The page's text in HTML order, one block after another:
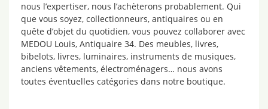
nous l’expertiser, nous l’achèterons probablement. Qui
que vous soyez, collectionneurs, antiquaires ou en
quête d’objet du quotidien, vous pouvez collaborer avec
MEDOU Louis, Antiquaire 34. Des meubles, livres,
bibelots, livres, luminaires, instruments de musiques,
anciens vêtements, électroménagers… nous avons
toutes éventuelles catégories dans notre boutique.